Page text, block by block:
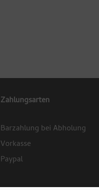
Zahlungsarten
Barzahlung bei Abholung
Vorkasse
Paypal